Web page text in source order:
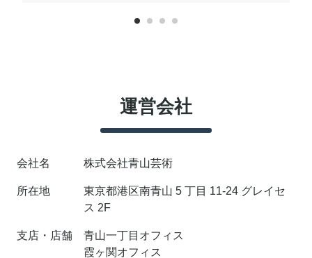
1 2 3 4
運営会社
会社名 株式会社青山芸術
所在地
東京都港区南青山 5 丁目 11-24 グレイセ
ス 2F
支店・店舗
青山一丁目オフィス
霞ヶ関オフィス